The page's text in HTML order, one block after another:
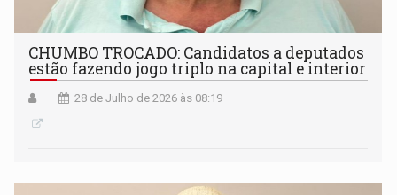
CHUMBO TROCADO: Candidatos a deputados
estão fazendo jogo triplo na capital e interior
28 de Julho de 2026 às 08:19